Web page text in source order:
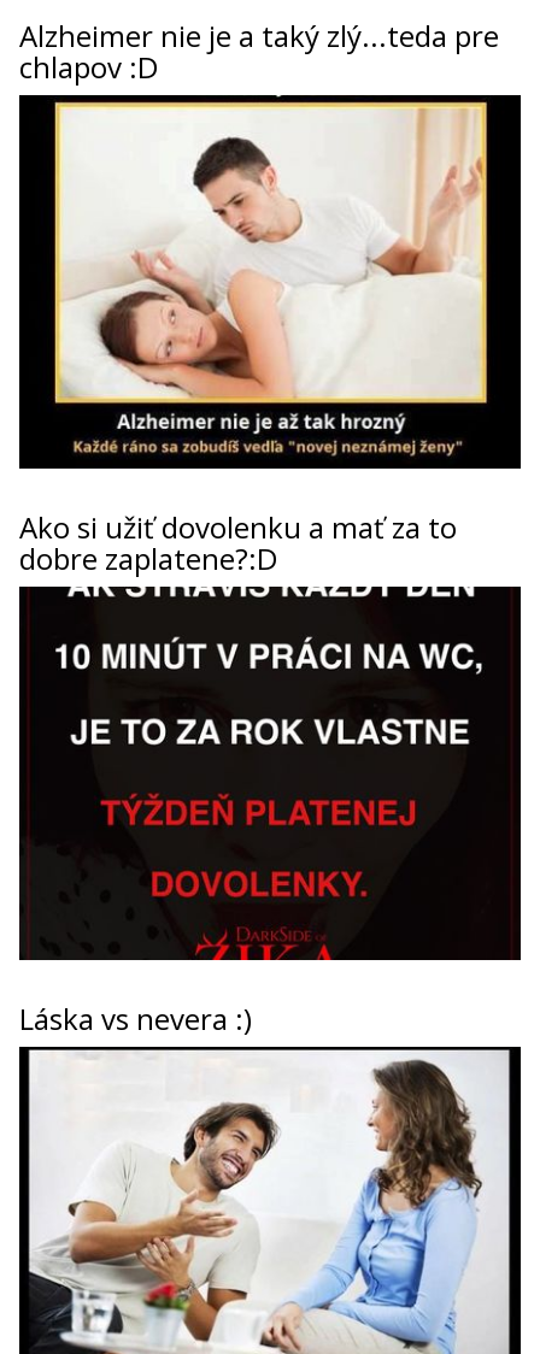
Alzheimer nie je a taký zlý...teda pre
chlapov :D
Ako si užiť dovolenku a mať za to
dobre zaplatene?:D
Láska vs nevera :)